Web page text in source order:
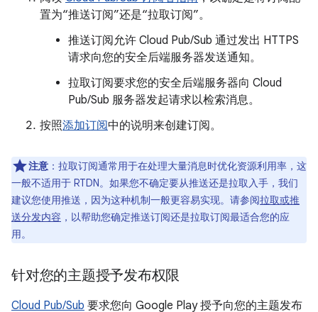
置为“推送订阅”还是“拉取订阅”。
推送订阅允许 Cloud Pub/Sub 通过发出 HTTPS
请求向您的安全后端服务器发送通知。
拉取订阅要求您的安全后端服务器向 Cloud
Pub/Sub 服务器发起请求以检索消息。
按照添加订阅中的说明来创建订阅。
注意 ： 拉取订阅通常用于在处理大量消息时优化资源利用率，这
一般不适用于 RTDN。如果您不确定要从推送还是拉取入手，我们
建议您使用推送，因为这种机制一般更容易实现。请参阅拉取或推
送分发内容 ，以帮助您确定推送订阅还是拉取订阅最适合您的应
用。
针对您的主题授予发布权限
Cloud Pub/Sub 要求您向 Google Play 授予向您的主题发布